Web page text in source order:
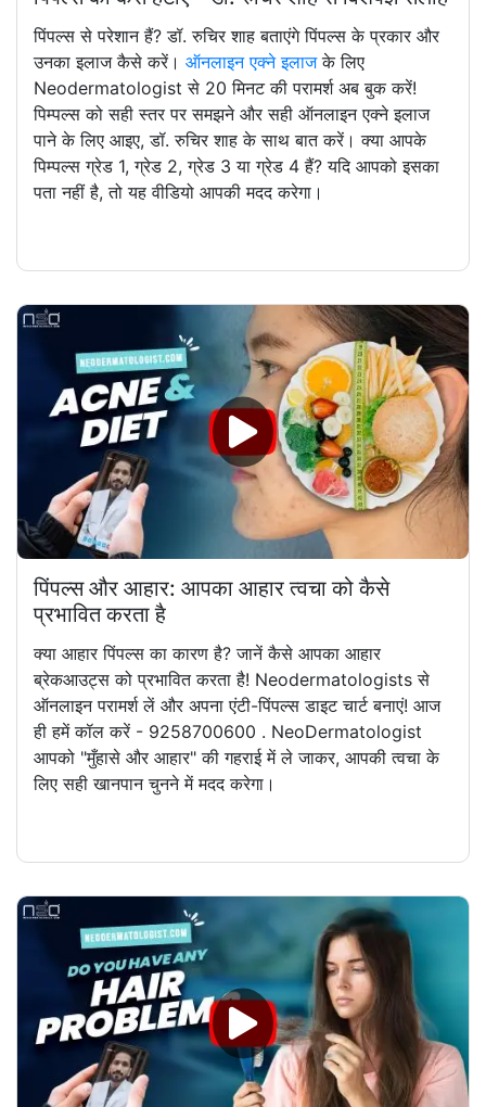
पिंपल्स से परेशान हैं? डॉ. रुचिर शाह बताएंगे पिंपल्स के प्रकार और
उनका इलाज कैसे करें। ऑनलाइन एक्ने इलाजके लिए
Neodermatologist से 20 मिनट की परामर्श अब बुक करें!
पिम्पल्स को सही स्तर पर समझने और सही ऑनलाइन एक्ने इलाज
पाने के लिए आइए, डॉ. रुचिर शाह के साथ बात करें। क्या आपके
पिम्पल्स ग्रेड 1, ग्रेड 2, ग्रेड 3 या ग्रेड 4 हैं? यदि आपको इसका
पता नहीं है, तो यह वीडियो आपकी मदद करेगा।
पिंपल्स और आहार: आपका आहार त्वचा को कैसे
प्रभावित करता है
क्या आहार पिंपल्स का कारण है? जानें कैसे आपका आहार
ब्रेकआउट्स को प्रभावित करता है! Neodermatologists से
ऑनलाइन परामर्श लें और अपना एंटी-पिंपल्स डाइट चार्ट बनाएं! आज
ही हमें कॉल करें - 9258700600 . NeoDermatologist
आपको "मुँहासे और आहार" की गहराई में ले जाकर, आपकी त्वचा के
लिए सही खानपान चुनने में मदद करेगा।